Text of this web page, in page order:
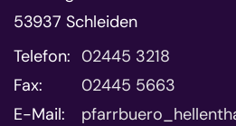
53937 Schleiden
Telefon: 02445 3218
Fax:
02445 5663
E-Mail: